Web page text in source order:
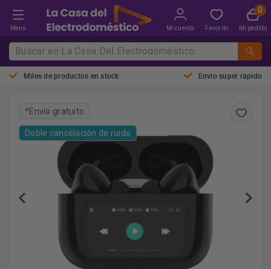
Menú Mi cuenta Favorito Mi pedido
Miles de productos en stock Envio super rápido
*Envío gratuito
Doble cancelación de ruido